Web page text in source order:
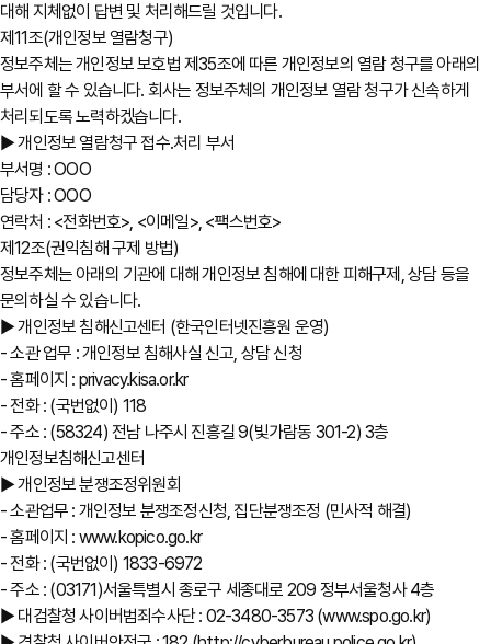
대해 지체없이 답변 및 처리해드릴 것입니다.
제11조(개인정보 열람청구)
정보주체는 개인정보 보호법 제35조에 따른 개인정보의 열람 청구를 아래의
부서에 할 수 있습니다. 회사는 정보주체의 개인정보 열람 청구가 신속하게
처리되도록 노력하겠습니다.
▶ 개인정보 열람청구 접수․처리 부서
부서명 : OOO
담당자 : OOO
연락처 : <전화번호>, <이메일>, <팩스번호>
제12조(권익침해 구제 방법)
정보주체는 아래의 기관에 대해 개인정보 침해에 대한 피해구제, 상담 등을
문의하실 수 있습니다.
▶ 개인정보 침해신고센터 (한국인터넷진흥원 운영)
- 소관 업무 : 개인정보 침해사실 신고, 상담 신청
- 홈페이지 : privacy.kisa.or.kr
- 전화 : (국번없이) 118
- 주소 : (58324) 전남 나주시 진흥길 9(빛가람동 301-2) 3층
개인정보침해신고센터
▶ 개인정보 분쟁조정위원회
- 소관업무 : 개인정보 분쟁조정신청, 집단분쟁조정 (민사적 해결)
- 홈페이지 : www.kopico.go.kr
- 전화 : (국번없이) 1833-6972
- 주소 : (03171)서울특별시 종로구 세종대로 209 정부서울청사 4층
▶ 대검찰청 사이버범죄수사단 : 02-3480-3573 (www.spo.go.kr)